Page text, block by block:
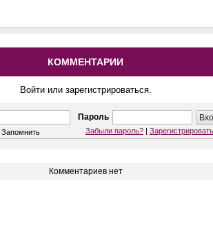
КОММЕНТАРИИ
Войти или зарегистрироваться.
Пароль
Запомнить Забыли пароль? |
Комментариев нет